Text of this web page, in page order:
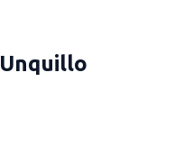
Unquillo